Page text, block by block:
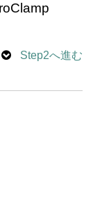
Step2へ進む